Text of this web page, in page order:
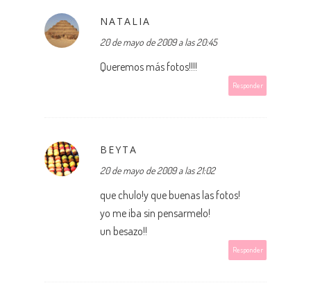
NATALIA
20 de mayo de 2009 a las 20:45
Queremos más fotos!!!!
Responder
BEYTA
20 de mayo de 2009 a las 21:02
que chulo!y que buenas las fotos!
yo me iba sin pensarmelo!
un besazo!!
Responder